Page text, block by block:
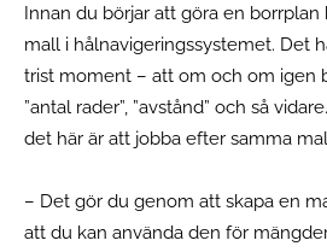
Innan du börjar att göra en
mall i hålnavigeringssystemet. Det
trist moment – att om och om igen
”antal rader”, ”avstånd” och så
det här är att jobba efter samma
– Det gör du genom att skapa en
att du kan använda den för